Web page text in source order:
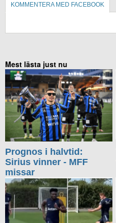
KOMMENTERA MED FACEBOOK
Mest lästa just nu
Prognos i halvtid:
Sirius vinner - MFF
missar